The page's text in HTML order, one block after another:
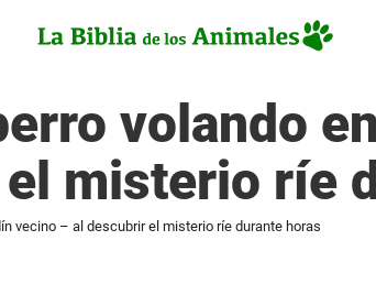
volando
misterio ríe
vecino – al descubrir el misterio ríe durante horas